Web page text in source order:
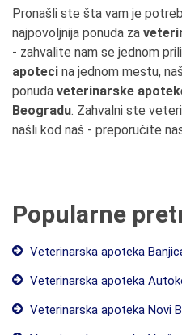
Pronašli ste šta vam je
najpovoljnija ponuda za
- zahvalite nam se jednom
apoteci na jednom mestu,
ponuda veterinarske
Beogradu. Zahvalni ste
našli kod naš - preporučite
Popularne
Veterinarska apoteka
Veterinarska apoteka
Veterinarska apoteka Novi